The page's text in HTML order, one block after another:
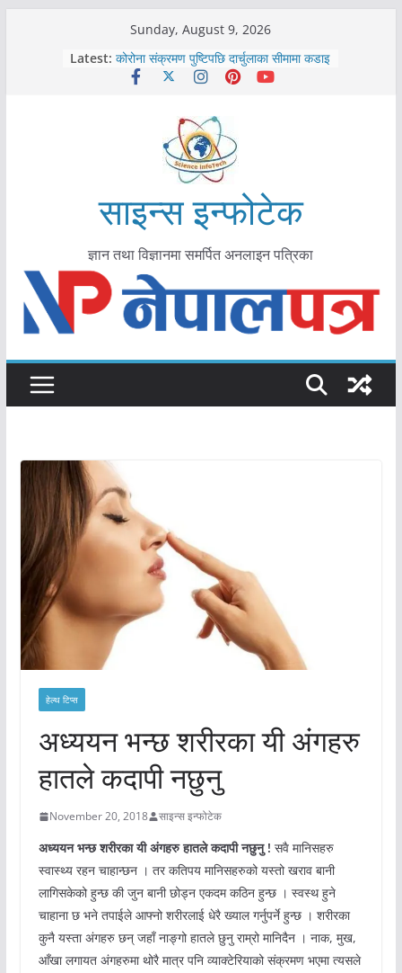
Sunday, August 9, 2026
Latest:
काभ्रेपलाञ्चोकमा आयुर्वेद स्वास्थ्योपचारतर्फ
आकर्षण बढ्दै
कोरोना संक्रमण पुष्टिपछि दार्चुलाका सीमामा कडाइ
मकवानपुरमा खोरेत रोग विरुद्धको खोप लगाउन
आयुर्वेद चिकित्सा प्रणालीको भूमिका महत्वपूर्ण छ :
मुख्यमन्त्री शाह
साइन्स इन्फोटेक
ज्ञान तथा विज्ञानमा समर्पित अनलाइन पत्रिका
हेल्थ टिप्स
अध्ययन भन्छ शरीरका यी अंगहरु
हातले कदापी नछुनु
November 20, 2018 साइन्स इन्फोटेक
अध्ययन भन्छ शरीरका यी अंगहरु हातले कदापी नछुनु ! सवै मानिसहरु
स्वास्थ्य रहन चाहान्छन । तर कतिपय मानिसहरुको यस्तो खराव बानी
लागिसकेको हुन्छ की जुन बानी छोड्न एकदम कठिन हुन्छ । स्वस्थ हुने
चाहाना छ भने तपाईले आफ्नो शरीरलाई धेरै ख्याल गर्नुपर्ने हुन्छ । शरीरका
कुनै यस्ता अंगहरु छन् जहाँ नाङ्गो हातले छुनु राम्रो मानिदैन । नाक, मुख,
आँखा लगायत अंगहरुमा थोरै मात्र पनि व्याक्टेरियाको संक्रमण भएमा त्यसले